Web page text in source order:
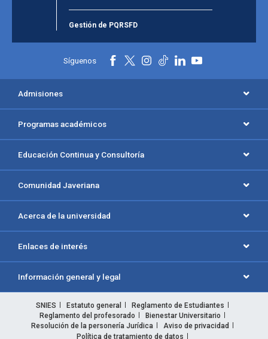
Gestión de PQRSFD
Síguenos
Admisiones
Programas académicos
Educación Continua y Consultoría
Comunidad Javeriana
Acerca de la universidad
Enlaces de interés
Información general y legal
SNIES Estatuto general
Reglamento de Estudiantes
Reglamento del profesorado
Bienestar Universitario
Resolución de la personería Jurídica
Aviso de privacidad
Política de tratamiento de datos